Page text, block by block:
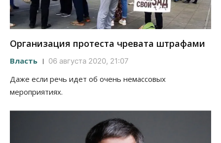
Организация протеста чревата штрафами
Власть 06 августа 2020, 21:07
Даже если речь идет об очень немассовых
мероприятиях.